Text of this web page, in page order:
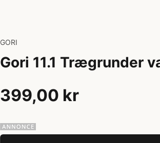
GORI
Gori 11.1 Trægrunder
399,00 kr